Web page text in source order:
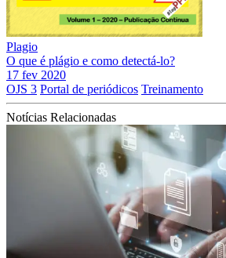
Plagio
O que é plágio e como detectá-lo?
17 fev 2020
OJS 3 Portal de periódicos Treinamento
Notícias Relacionadas